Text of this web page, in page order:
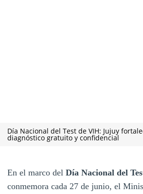
Día Nacional del Test de VIH: Jujuy
diagnóstico gratuito y confidencial
En el marco del Día Nacional del
conmemora cada 27 de junio, el